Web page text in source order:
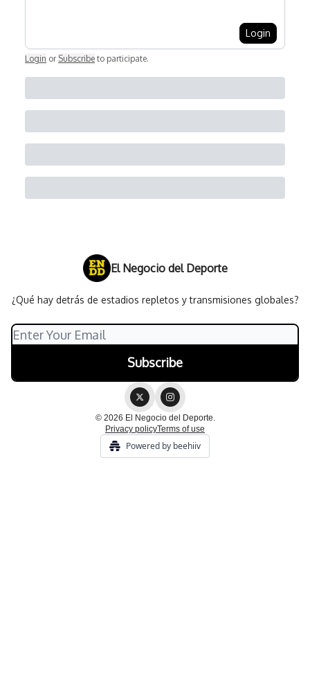
Login
Login or Subscribe to participate.
El Negocio del Deporte
¿Qué hay detrás de estadios repletos y transmisiones globales?
© 2026 El Negocio del Deporte.
Privacy policyTerms of use
Powered by beehiiv